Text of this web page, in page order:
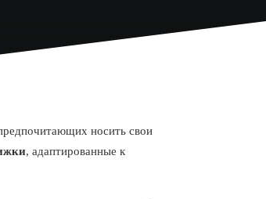
носить свои
, адаптированные к